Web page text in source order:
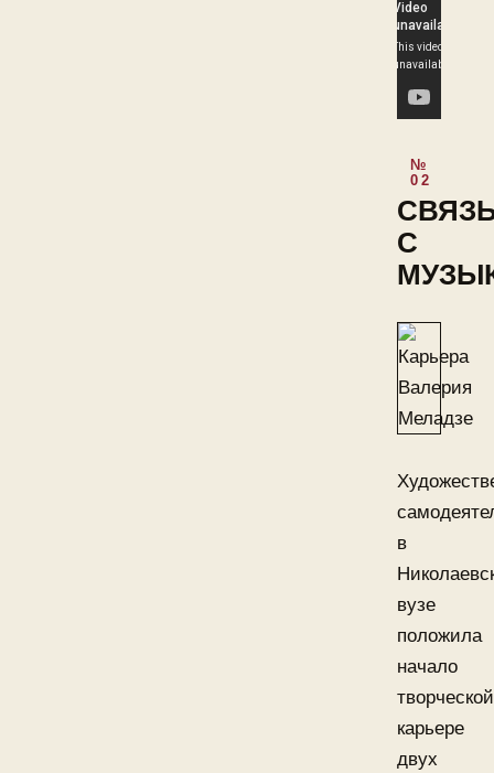
С
в
вузе
положила
начало
творческой
карьере
двух